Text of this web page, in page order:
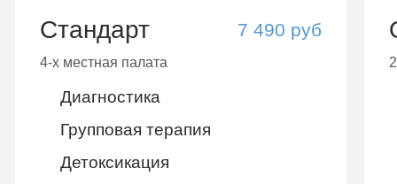
Стандарт 7 490 руб
4-х местная палата
Диагностика
Групповая терапия
Детоксикация